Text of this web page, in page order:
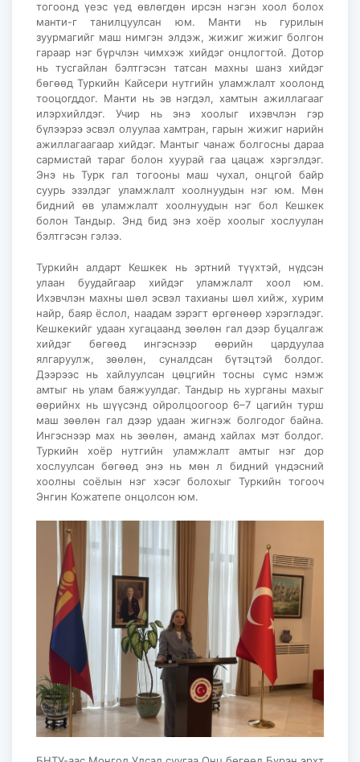
тогоонд үеэс үед өвлөгдөн ирсэн нэгэн хоол болох
манти-г танилцуулсан юм. Манти нь гурилын
зуурмагийг маш нимгэн элдэж, жижиг жижиг болгон
гараар нэг бүрчлэн чимхэж хийдэг онцлогтой. Дотор
нь тусгайлан бэлтгэсэн татсан махны шанз хийдэг
бөгөөд Туркийн Кайсери нутгийн уламжлалт хоолонд
тооцогддог. Манти нь эв нэгдэл, хамтын ажиллагааг
илэрхийлдэг. Учир нь энэ хоолыг ихэвчлэн гэр
бүлээрээ эсвэл олуулаа хамтран, гарын жижиг нарийн
ажиллагаагаар хийдэг. Мантыг чанаж болгосны дараа
сармистай тараг болон хуурай гаа цацаж хэргэлдэг.
Энэ нь Турк гал тогооны маш чухал, онцгой байр
суурь эзэлдэг уламжлалт хоолнуудын нэг юм. Мөн
бидний өв уламжлалт хоолнуудын нэг бол Кешкек
болон Тандыр. Энд бид энэ хоёр хоолыг хослуулан
бэлтгэсэн гэлээ.
Туркийн алдарт Кешкек нь эртний түүхтэй, нүдсэн
улаан буудайгаар хийдэг уламжлалт хоол юм.
Ихэвчлэн махны шөл эсвэл тахианы шөл хийж, хурим
найр, баяр ёслол, наадам зэрэгт өргөнөөр хэрэглэдэг.
Кешкекийг удаан хугацаанд зөөлөн гал дээр буцалгаж
хийдэг бөгөөд ингэснээр өөрийн цардуулаа
ялгаруулж, зөөлөн, суналдсан бүтэцтэй болдог.
Дээрээс нь хайлуулсан цөцгийн тосны сүмс нэмж
амтыг нь улам баяжуулдаг. Тандыр нь хурганы махыг
өөрийнх нь шүүсэнд ойролцоогоор 6–7 цагийн турш
маш зөөлөн гал дээр удаан жигнэж болгодог байна.
Ингэснээр мах нь зөөлөн, аманд хайлах мэт болдог.
Туркийн хоёр нутгийн уламжлалт амтыг нэг дор
хослуулсан бөгөөд энэ нь мөн л бидний үндэсний
хоолны соёлын нэг хэсэг болохыг Туркийн тогооч
Энгин Кожатепе онцолсон юм.